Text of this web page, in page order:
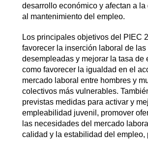
desarrollo económico y afectan a la
al mantenimiento del empleo.
Los principales objetivos del PIEC
favorecer la inserción laboral de las
desempleadas y mejorar la tasa de
como favorecer la igualdad en el
mercado laboral entre hombres y
colectivos más vulnerables.
previstas medidas para activar y
empleabilidad juvenil, promover
las necesidades del mercado
calidad y la estabilidad del empleo,